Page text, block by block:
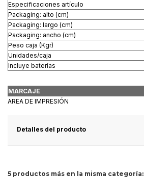
Especificaciones artículo
Packaging: alto (cm)
Packaging: largo (cm)
Packaging: ancho (cm)
Peso caja (Kgr)
Unidades/caja
Incluye baterías
MARCAJE
AREA DE IMPRESIÓN
Detalles del producto
5 productos más en la misma categoría: